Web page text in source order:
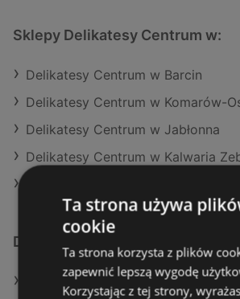
Sklepy Delikatesy Centrum w:
Delikatesy Centrum w Barcin
Delikatesy Centrum w Komarów-
Delikatesy Centrum w Jabłonna
Delikatesy Centrum w Kalwaria
Dodatkowe łącza
Oferty Delikatesy Centrum
Ta strona używa
cookie
Ta strona korzysta z plików
zapewnić lepszą wygodę
Korzystając z tej strony,